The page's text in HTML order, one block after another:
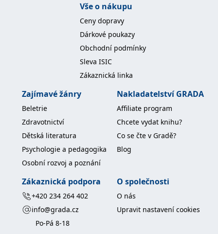
Vše o nákupu
Ceny dopravy
Dárkové poukazy
Obchodní podmínky
Sleva ISIC
Zákaznická linka
Zajímavé žánry
Beletrie
Zdravotnictví
Dětská literatura
Psychologie a pedagogika
Osobní rozvoj a poznání
Nakladatelství GRADA
Affiliate program
Chcete vydat knihu?
Co se čte v Gradě?
Blog
Zákaznická podpora
+420 234 264 402
info@grada.cz
Po-Pá 8-18
O společnosti
O nás
Upravit nastavení cookies